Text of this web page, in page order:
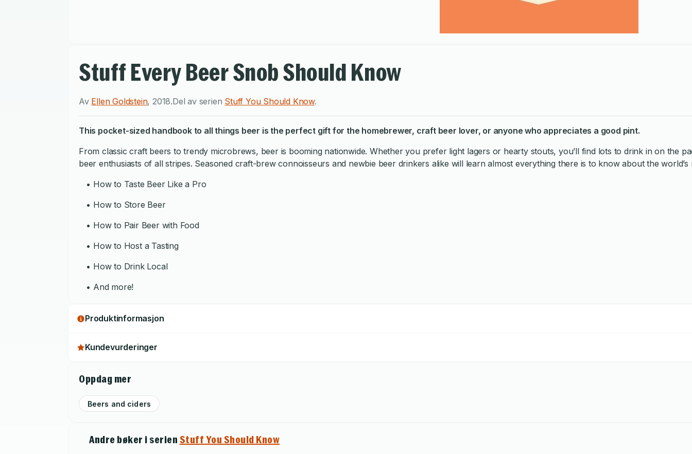
Stuff Every Beer Snob Should Know
Av Ellen Goldstein,2018.Del av serien Stuff You Should Know.
This pocket-sized handbook to all things beer is the perfect gift for the homebrewer, craft beer lover, or anyone who appreciates a good pint.
From classic craft beers to trendy microbrews, beer is booming nationwide. Whether you prefer light lagers or hearty stouts, you’ll find lots to drink in on the
beer enthusiasts of all stripes. Seasoned craft-brew connoisseurs and newbie beer drinkers alike will learn almost everything there is to know about the
• How to Taste Beer Like a Pro
• How to Store Beer
• How to Pair Beer with Food
• How to Host a Tasting
• How to Drink Local
• And more!
Produktinformasjon
Kundevurderinger
Oppdag mer
Beers and ciders
Andre bøker i serien Stuff You Should Know